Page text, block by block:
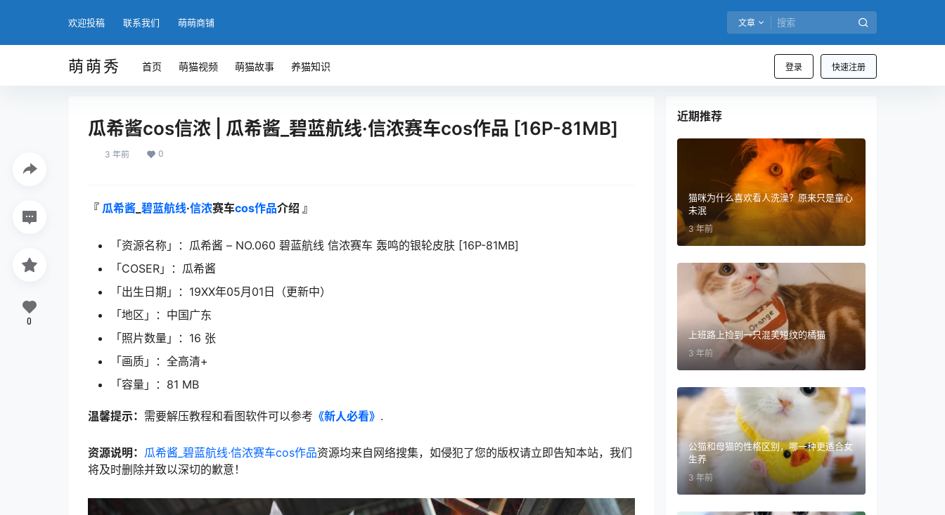
欢迎投稿 联系我们 萌萌商铺 文章
萌萌秀 登录 快速注册
首页 萌猫视频 萌猫故事 养猫知识
瓜希酱cos信浓 | 瓜希酱_碧蓝航线·信浓赛车cos作品 [16P-81MB]
3 年前 0
『 瓜希酱 碧蓝航线·信浓赛车cos作品介绍 』
「资源名称」：瓜希酱 – NO.060 碧蓝航线 信浓赛车 轰鸣的银轮皮肤 [16P-81MB]
「COSER」：瓜希酱
「出生日期」：19XX年05月01日（更新中）
「地区」：中国广东
「照片数量」：16 张
「画质」：全高清+
「容量」：81 MB
温馨提示： 需要解压教程和看图软件可以参考 《新人必看》 .
资源说明： 瓜希酱_碧蓝航线·信浓赛车cos作品资源均来自网络搜集，如侵犯了您的版权请立即告知本站，我们
将及时删除并致以深切的歉意！
0
近期推荐
猫咪为什么喜欢看人洗澡？原来只是童心
未泯
3 年前
上班路上捡到一只混美短纹的橘猫
3 年前
公猫和母猫的性格区别，哪一种更适合女
生养
3 年前